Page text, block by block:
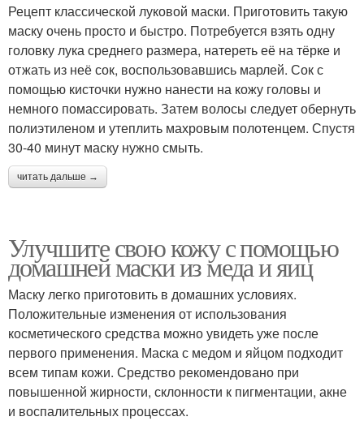
Рецепт классической луковой маски. Приготовить такую
маску очень просто и быстро. Потребуется взять одну
головку лука среднего размера, натереть её на тёрке и
отжать из неё сок, воспользовавшись марлей. Сок с
помощью кисточки нужно нанести на кожу головы и
немного помассировать. Затем волосы следует обернуть
полиэтиленом и утеплить махровым полотенцем. Спустя
30-40 минут маску нужно смыть.
читать дальше →
Улучшите свою кожу с помощью
домашней маски из меда и яиц
Маску легко приготовить в домашних условиях.
Положительные изменения от использования
косметического средства можно увидеть уже после
первого применения. Маска с медом и яйцом подходит
всем типам кожи. Средство рекомендовано при
повышенной жирности, склонности к пигментации, акне
и воспалительных процессах.